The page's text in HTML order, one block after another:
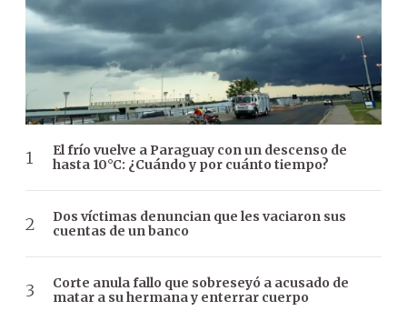
El frío vuelve a Paraguay con un descenso de
hasta 10°C: ¿Cuándo y por cuánto tiempo?
Dos víctimas denuncian que les vaciaron sus
cuentas de un banco
Corte anula fallo que sobreseyó a acusado de
matar a su hermana y enterrar cuerpo